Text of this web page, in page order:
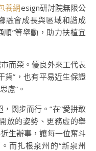
養網esign研討院無限公
融會成長與區域和諧成
順”等舉動，助力扶植宜
而榮。優良外來工代表
貨”，也有平易近生保證
慮”。
闊步而行。”在“愛拼敢
放的姿勢、更務虛的舉
生辦事，讓每一位奮斗
而扎根泉州的“新泉州